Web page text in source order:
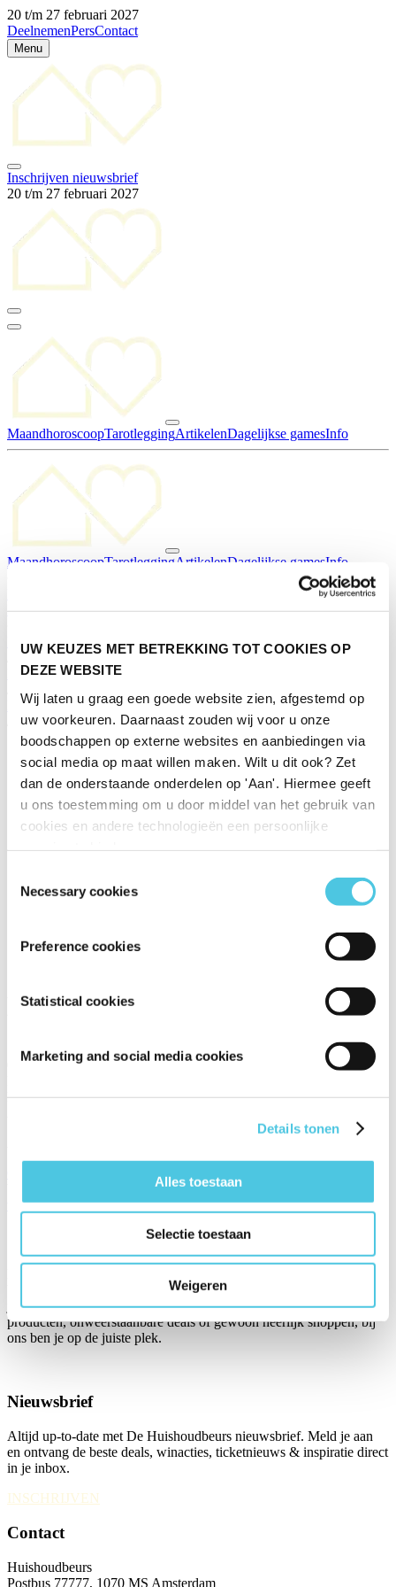
UW KEUZES MET BETREKKING TOT COOKIES OP
DEZE WEBSITE
Wij laten u graag een goede website zien, afgestemd op
uw voorkeuren. Daarnaast zouden wij voor u onze
boodschappen op externe websites en aanbiedingen via
social media op maat willen maken. Wilt u dit ook? Zet
dan de onderstaande onderdelen op 'Aan'. Hiermee geeft
u ons toestemming om u door middel van het gebruik van
cookies en andere technologieën een persoonlijke
Necessary cookies
Preference cookies
Statistical cookies
Marketing and social media cookies
Details tonen
Alles toestaan
Selectie toestaan
Weigeren
20 t/m 27 februari 2027
DeelnemenPersContact
Menu
Inschrijven nieuwsbrief
20 t/m 27 februari 2027
MaandhoroscoopTarotleggingArtikelenDagelijkse gamesInfo
MaandhoroscoopTarotleggingArtikelenDagelijkse gamesInfo
Inschrijven nieuwsbrief
Home
Deelnemers
Duurzame exposanten
HollandPrep
STANDNUMMER:
05.435
Huishoudbeurs 2026
www.hollandprep.nl
blij van thuis komt! Met zoveel stands en bijzondere merken ontdek
je overal iets nieuws. Of je nu komt voor de gezelligheid, nieuwe
producten, onweerstaanbare deals of gewoon heerlijk shoppen, bij
ons ben je op de juiste plek.
Nieuwsbrief
Altijd up-to-date met De Huishoudbeurs nieuwsbrief. Meld je aan
en ontvang de beste deals, winacties, ticketnieuws & inspiratie direct
in je inbox.
INSCHRIJVEN
Contact
Huishoudbeurs
Postbus 77777, 1070 MS Amsterdam